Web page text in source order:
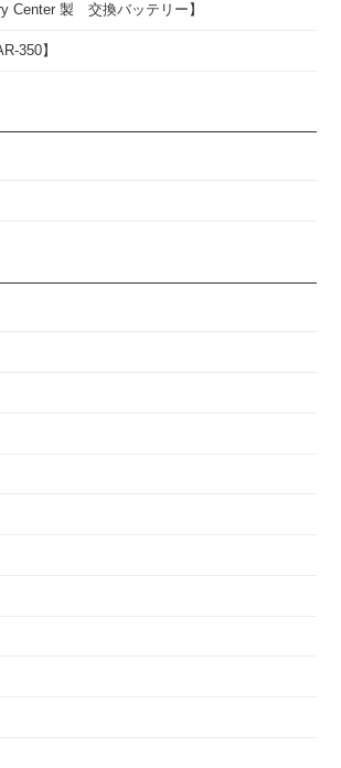
Center 製 交換バッテリー】
350】